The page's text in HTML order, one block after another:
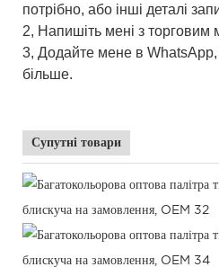
потрібно, або інші деталі
2, Напишіть мені з
3, Додайте мене в WhatsApp,
більше.
Супутні товари